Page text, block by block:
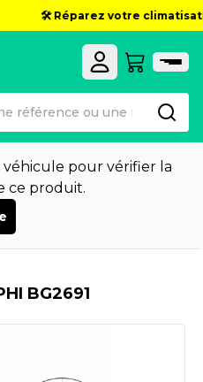
🛠️ Réparez votre
pour vérifier la
ce produit.
BG2691